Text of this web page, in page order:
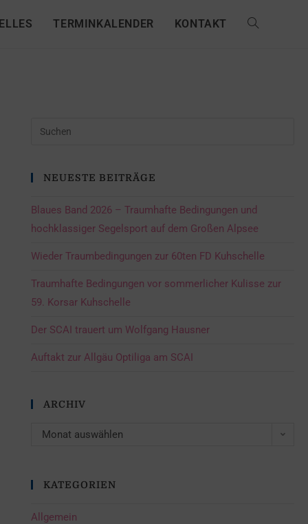
TERMINKALENDER KONTAKT
NEUESTE BEITRÄGE
Blaues Band 2026 – Traumhafte Bedingungen und
hochklassiger Segelsport auf dem Großen Alpsee
Wieder Traumbedingungen zur 60ten FD Kuhschelle
Traumhafte Bedingungen vor sommerlicher Kulisse zur
59. Korsar Kuhschelle
Der SCAI trauert um Wolfgang Hausner
Auftakt zur Allgäu Optiliga am SCAI
ARCHIV
Monat auswählen
KATEGORIEN
Allgemein